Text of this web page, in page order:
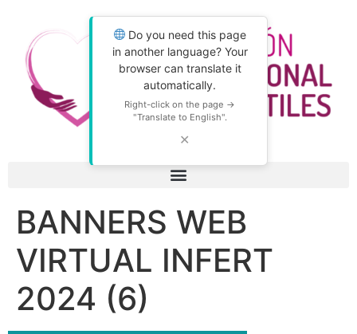
Do you need this page
in another language? Your
browser can translate it
automatically.
Right-click on the page →
"Translate to English".
✕
BANNERS WEB
VIRTUAL INFERT
2024 (6)